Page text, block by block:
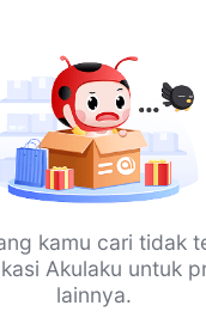
kamu cari tidak
Akulaku untuk
lainnya.